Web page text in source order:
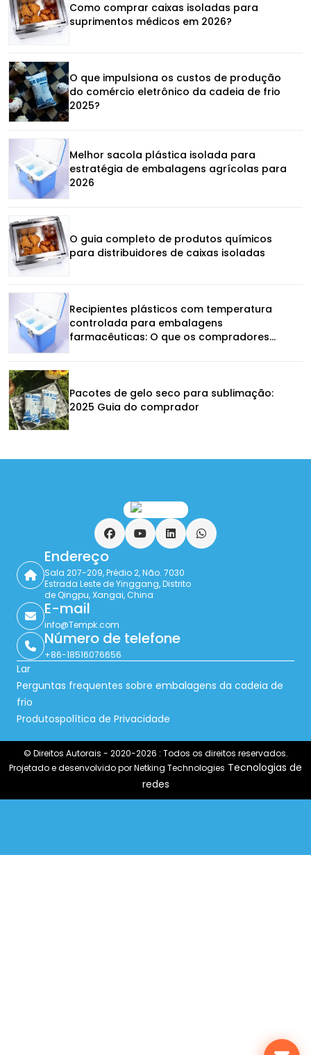
Como comprar caixas isoladas para
suprimentos médicos em 2026?
O que impulsiona os custos de produção
do comércio eletrônico da cadeia de frio
2025?
Melhor sacola plástica isolada para
estratégia de embalagens agrícolas para
2026
O guia completo de produtos químicos
para distribuidores de caixas isoladas
Recipientes plásticos com temperatura
controlada para embalagens
farmacêuticas: O que os compradores
Pacotes de gelo seco para sublimação:
2025 Guia do comprador
FacebookYouTubeLinkedInWhatsApp
Endereço
Sala 207-209, Prédio 2, Não. 7030
Estrada Leste de Yinggang, Distrito
de Qingpu, Xangai, China
E-mail
info@Tempk.com
Número de telefone
+86-18516076656
Lar
Perguntas frequentes sobre embalagens da cadeia de
frio
Produtospolítica de Privacidade
© Direitos Autorais - 2020-2026 : Todos os direitos reservados.
Projetado e desenvolvido por Netking Technologies Tecnologias de
redes